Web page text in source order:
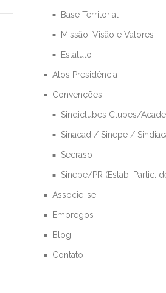
Base Territorial
Missão, Visão e Valores
Estatuto
Atos Presidência
Convenções
Sindiclubes Clubes/
Sinacad / Sinepe /
Secraso
Sinepe/PR (Estab. Partic.
Associe-se
Empregos
Blog
Contato